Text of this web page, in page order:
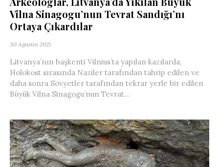
Vilna Sinagogu’nun Tevrat Sandığı’nı
Ortaya Çıkardılar
30 Ağustos 2021
Litvanya’nın başkenti Vilnius’ta yapılan kazılarda,
Holokost sırasında Naziler tarafından tahrip edilen ve
daha sonra Sovyetler tarafından tekrar yerle bir edilen
Büyük Vilna Sinagogu’nun Tevrat...